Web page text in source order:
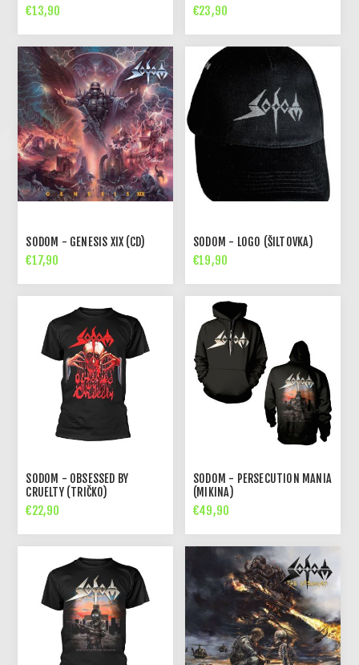
€13,90 €23,90
SODOM - GENESIS XIX (CD)
€17,90
SODOM - LOGO (ŠILTOVKA)
€19,90
SODOM - OBSESSED BY
CRUELTY (TRIČKO)
€22,90
SODOM - PERSECUTION MANIA
(MIKINA)
€49,90